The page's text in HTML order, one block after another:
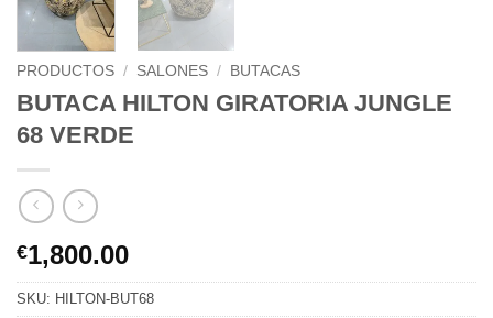
PRODUCTOS / SALONES / BUTACAS
BUTACA HILTON GIRATORIA JUNGLE
68 VERDE
€1,800.00
SKU: HILTON-BUT68